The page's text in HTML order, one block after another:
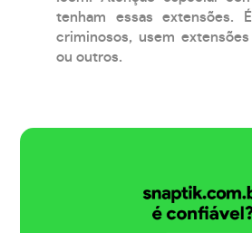
tenham essas extensões.
criminosos, usem
ou outros.